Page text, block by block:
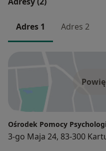
Adres 1 Adres 2
Ośrodek Pomocy
3-go Maja 24, 83-300